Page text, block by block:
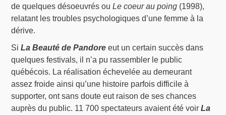
de quelques désoeuvrés ouLe coeur au poing (1998),
relatant les troubles psychologiques d’une femme à la
dérive.
SiLa Beauté de Pandore eut un certain succès dans
quelques festivals, il n’a pu rassembler le public
québécois. La réalisation échevelée au demeurant
assez froide ainsi qu’une histoire parfois difficile à
supporter, ont sans doute eut raison de ses chances
auprès du public. 11 700 spectateurs avaient été voirLa